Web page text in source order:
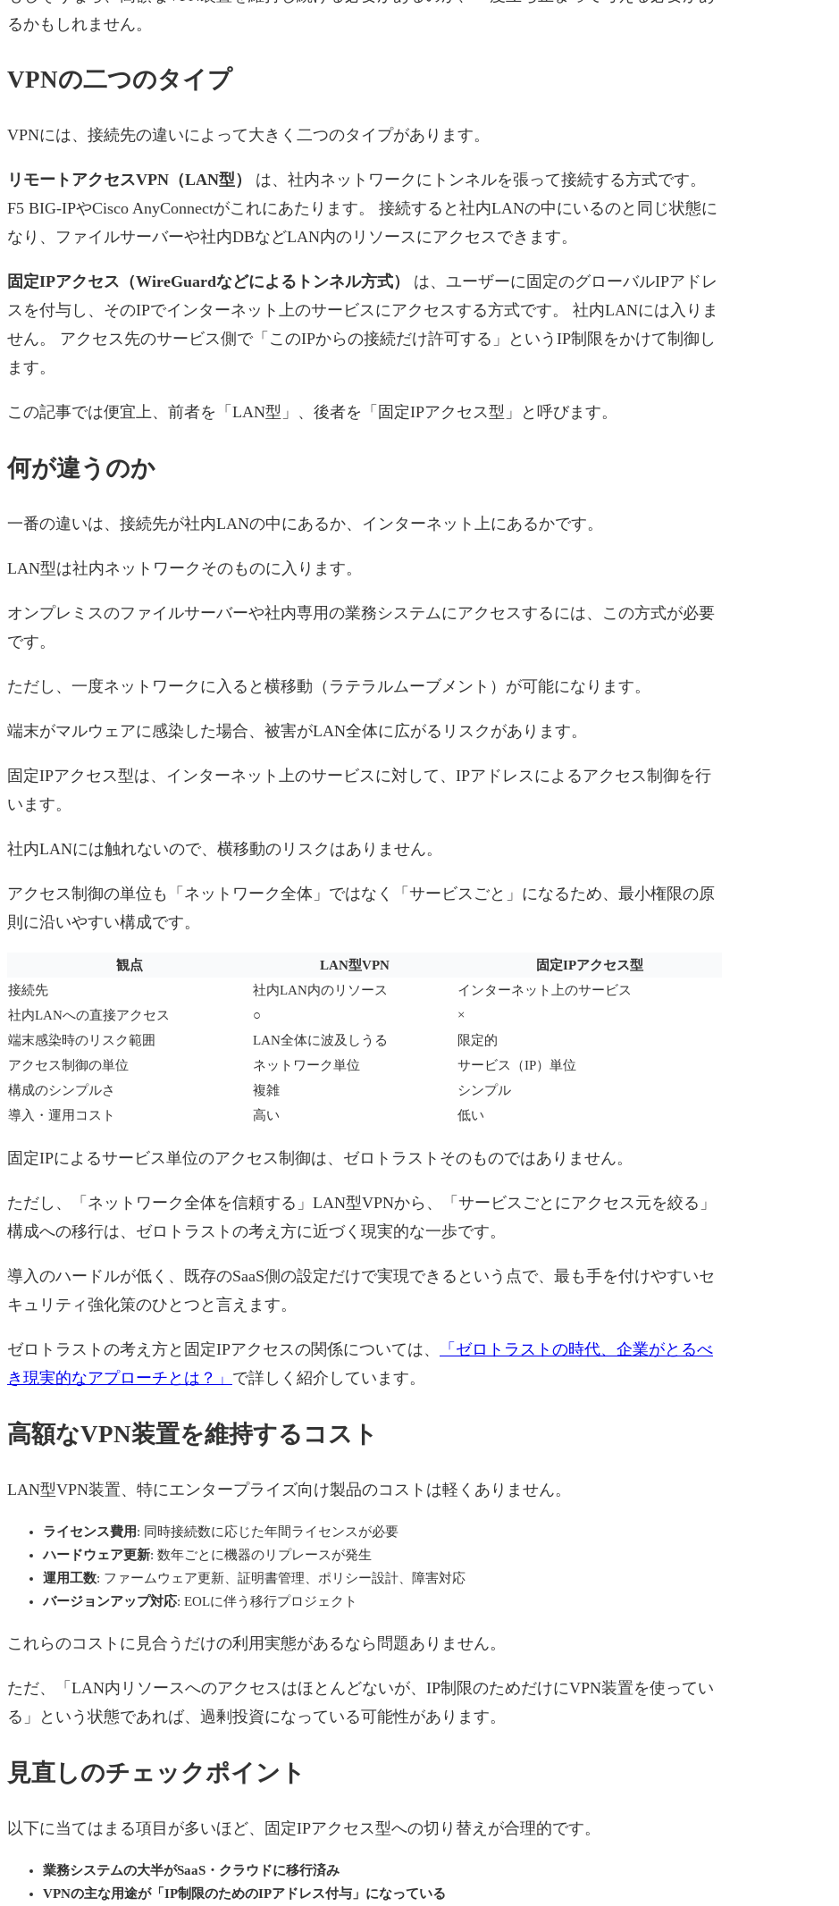
るかもしれません。
VPNの二つのタイプ
VPNには、接続先の違いによって大きく二つのタイプがあります。
リモートアクセスVPN（LAN型）
は、社内ネットワークにトンネルを張って接続する方式です。
F5 BIG-IPやCisco AnyConnectがこれにあたります。 接続すると社内LANの中にいるのと同じ状態に
なり、ファイルサーバーや社内DBなどLAN内のリソースにアクセスできます。
固定IPアクセス（WireGuardなどによるトンネル方式）
は、ユーザーに固定のグローバルIPアドレ
スを付与し、そのIPでインターネット上のサービスにアクセスする方式です。 社内LANには入りま
せん。 アクセス先のサービス側で「このIPからの接続だけ許可する」というIP制限をかけて制御し
ます。
この記事では便宜上、前者を「LAN型」、後者を「固定IPアクセス型」と呼びます。
何が違うのか
一番の違いは、接続先が社内LANの中にあるか、インターネット上にあるかです。
LAN型は社内ネットワークそのものに入ります。
オンプレミスのファイルサーバーや社内専用の業務システムにアクセスするには、この方式が必要
です。
ただし、一度ネットワークに入ると横移動（ラテラルムーブメント）が可能になります。
端末がマルウェアに感染した場合、被害がLAN全体に広がるリスクがあります。
固定IPアクセス型は、インターネット上のサービスに対して、IPアドレスによるアクセス制御を行
います。
社内LANには触れないので、横移動のリスクはありません。
アクセス制御の単位も「ネットワーク全体」ではなく「サービスごと」になるため、最小権限の原
則に沿いやすい構成です。
観点 LAN型VPN
固定IPアクセス型
接続先
社内LAN内のリソース
インターネット上のサービス
社内LANへの直接アクセス
○
×
端末感染時のリスク範囲
LAN全体に波及しうる
限定的
アクセス制御の単位
ネットワーク単位
サービス（IP）単位
構成のシンプルさ
複雑
シンプル
導入・運用コスト
高い 低い
固定IPによるサービス単位のアクセス制御は、ゼロトラストそのものではありません。
ただし、「ネットワーク全体を信頼する」LAN型VPNから、「サービスごとにアクセス元を絞る」
構成への移行は、ゼロトラストの考え方に近づく現実的な一歩です。
導入のハードルが低く、既存のSaaS側の設定だけで実現できるという点で、最も手を付けやすいセ
キュリティ強化策のひとつと言えます。
ゼロトラストの考え方と固定IPアクセスの関係については、
「ゼロトラストの時代、企業がとるべ
き現実的なアプローチとは？」 で詳しく紹介しています。
高額なVPN装置を維持するコスト
LAN型VPN装置、特にエンタープライズ向け製品のコストは軽くありません。
ライセンス費用: 同時接続数に応じた年間ライセンスが必要
ハードウェア更新: 数年ごとに機器のリプレースが発生
運用工数: ファームウェア更新、証明書管理、ポリシー設計、障害対応
バージョンアップ対応: EOLに伴う移行プロジェクト
これらのコストに見合うだけの利用実態があるなら問題ありません。
ただ、「LAN内リソースへのアクセスはほとんどないが、IP制限のためだけにVPN装置を使ってい
る」という状態であれば、過剰投資になっている可能性があります。
見直しのチェックポイント
以下に当てはまる項目が多いほど、固定IPアクセス型への切り替えが合理的です。
業務システムの大半がSaaS・クラウドに移行済み
VPNの主な用途が「IP制限のためのIPアドレス付与」になっている